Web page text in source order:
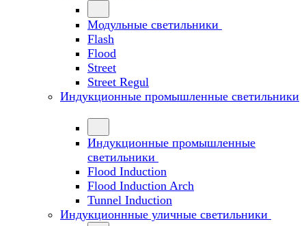
Модульные светильники
Flash
Flood
Street
Street Regul
Индукционные промышленные светильники
Индукционные промышленные
светильники
Flood Induction
Flood Induction Arch
Tunnel Induction
Индукционнные уличные светильники